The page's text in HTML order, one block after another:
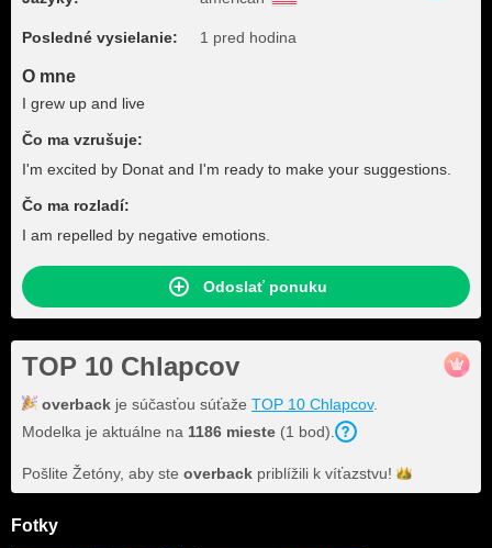
Posledné vysielanie: 1 pred hodina
O mne
I grew up and live
Čo ma vzrušuje:
I'm excited by Donat and I'm ready to make your suggestions.
Čo ma rozladí:
I am repelled by negative emotions.
Odoslať ponuku
TOP 10 Chlapcov
overback je súčasťou súťaže TOP 10 Chlapcov.
Modelka je aktuálne na 1186 mieste (1 bod).
Pošlite Žetóny, aby ste overback priblížili k víťazstvu!
Fotky